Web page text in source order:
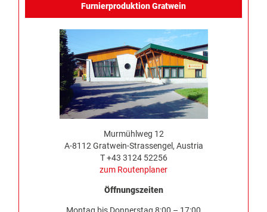
Furnierproduktion Gratwein
Murmühlweg 12
A-8112 Gratwein-Strassengel, Austria
T +43 3124 52256
zum Routenplaner
Öffnungszeiten
Montag bis Donnerstag 8:00 – 17:00